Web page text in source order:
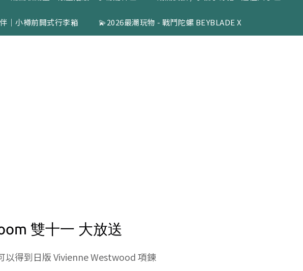
｜小樽前開式行李箱 💫2026最潮玩物 - 戰鬥陀螺 BEYBLADE X
雙十一 大放送
以得到日版 Vivienne Westwood 項鍊